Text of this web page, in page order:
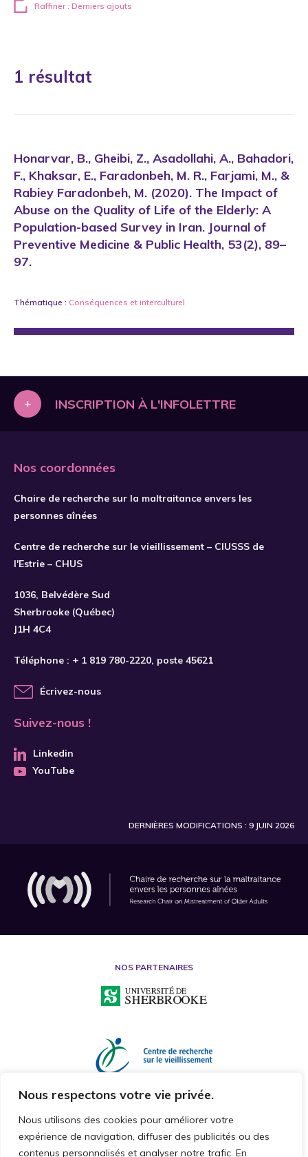
Nous respectons votre vie privée.
Nous utilisons des cookies pour améliorer votre
expérience de navigation, diffuser des publicités ou des
contenus personnalisés et analyser notre trafic. En
Raffiner : Derniers ajouts
1 résultat
Honarvar, B., Gheibi, Z., Asadollahi, A., Bahadori,
F., Khaksar, E., Faradonbeh, M. R., Farjami, M., &
Rabiey Faradonbeh, M. (2020). The Impact of
Abuse on the Quality of Life of the Elderly: A
Population-based Survey in Iran. Journal of
Preventive Medicine & Public Health, 53(2), 89–
97.
Thématique : Conséquences et interculturel
+ INSCRIPTION À L'INFOLETTRE
Nos coordonnées
Chaire de recherche sur la maltraitance envers les
personnes aînées
Centre de recherche sur le vieillissement – CIUSSS de
l'Estrie – CHUS
1036, Belvédère Sud
Sherbrooke (Québec)
J1H 4C4
Téléphone : + 1 819 780-2220, poste 45621
Écrivez-nous
Suivez-nous !
Linkedin
YouTube
DERNIÈRES MODIFICATIONS : 9 JUIN 2026
NOS PARTENAIRES